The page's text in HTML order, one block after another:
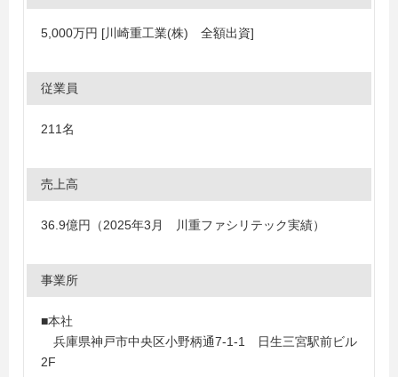
5,000万円 [川崎重工業(株) 全額出資]
従業員
211名
売上高
36.9億円（2025年3月 川重ファシリテック実績）
事業所
■本社
兵庫県神戸市中央区小野柄通7-1-1 日生三宮駅前ビル
2F